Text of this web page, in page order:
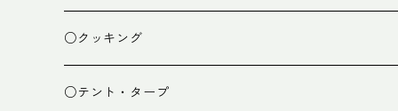
ザック
スタッフバッグ
○クッキング
クッカー
○テント・タープ